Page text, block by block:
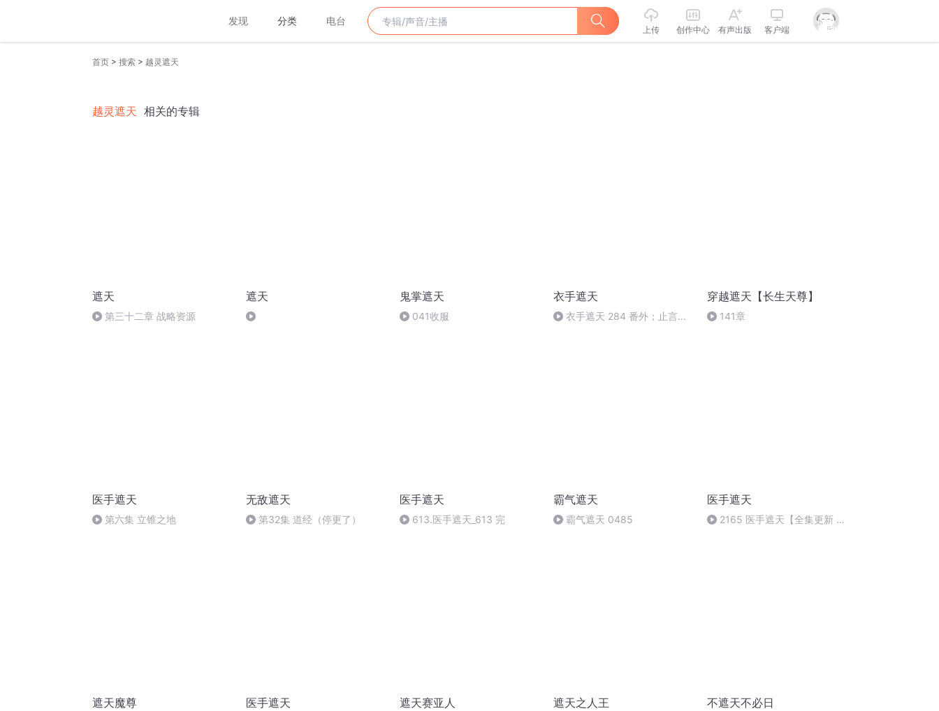
发现 分类 电台
上传 创作中心 有声出版 客户端
首页 > 搜索 > 越灵遮天
越灵遮天 相关的专辑
遮天
第三十二章 战略资源
遮天 鬼掌遮天
041收服
衣手遮天
衣手遮天 284 番外；止言
穿越遮天【长生天尊】
141章
医手遮天
第六集 立锥之地
无敌遮天
第32集 道经（停更了）
医手遮天
613.医手遮天_613 完
霸气遮天
霸气遮天 0485
医手遮天
2165 医手遮天【全集更新 求
遮天魔尊 医手遮天 遮天赛亚人 遮天之人王 不遮天不必日